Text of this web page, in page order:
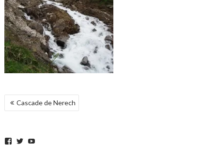
NAVEGACIÓN
DE
Cascade de Nerech
Facebook
TwitterYouTube